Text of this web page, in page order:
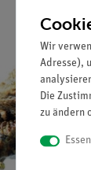
Wir
Adresse),
Die
zu ändern